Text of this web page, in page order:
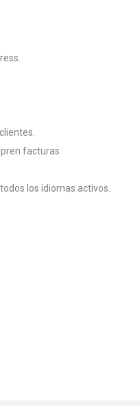
facturas
los idiomas activos.